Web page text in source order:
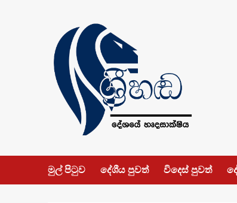
මුල් පිටුව දේශීය පුවත් විදෙස් පුවත්